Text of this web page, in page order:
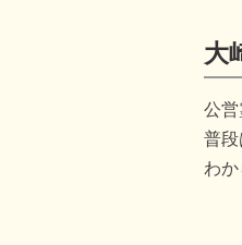
大
公営
普段
わ